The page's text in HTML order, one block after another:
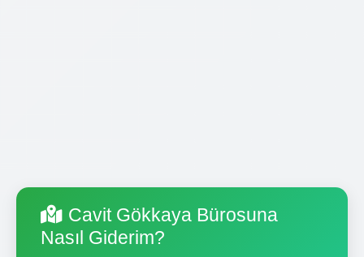
Cavit Gökkaya Bürosuna
Nasıl Giderim?